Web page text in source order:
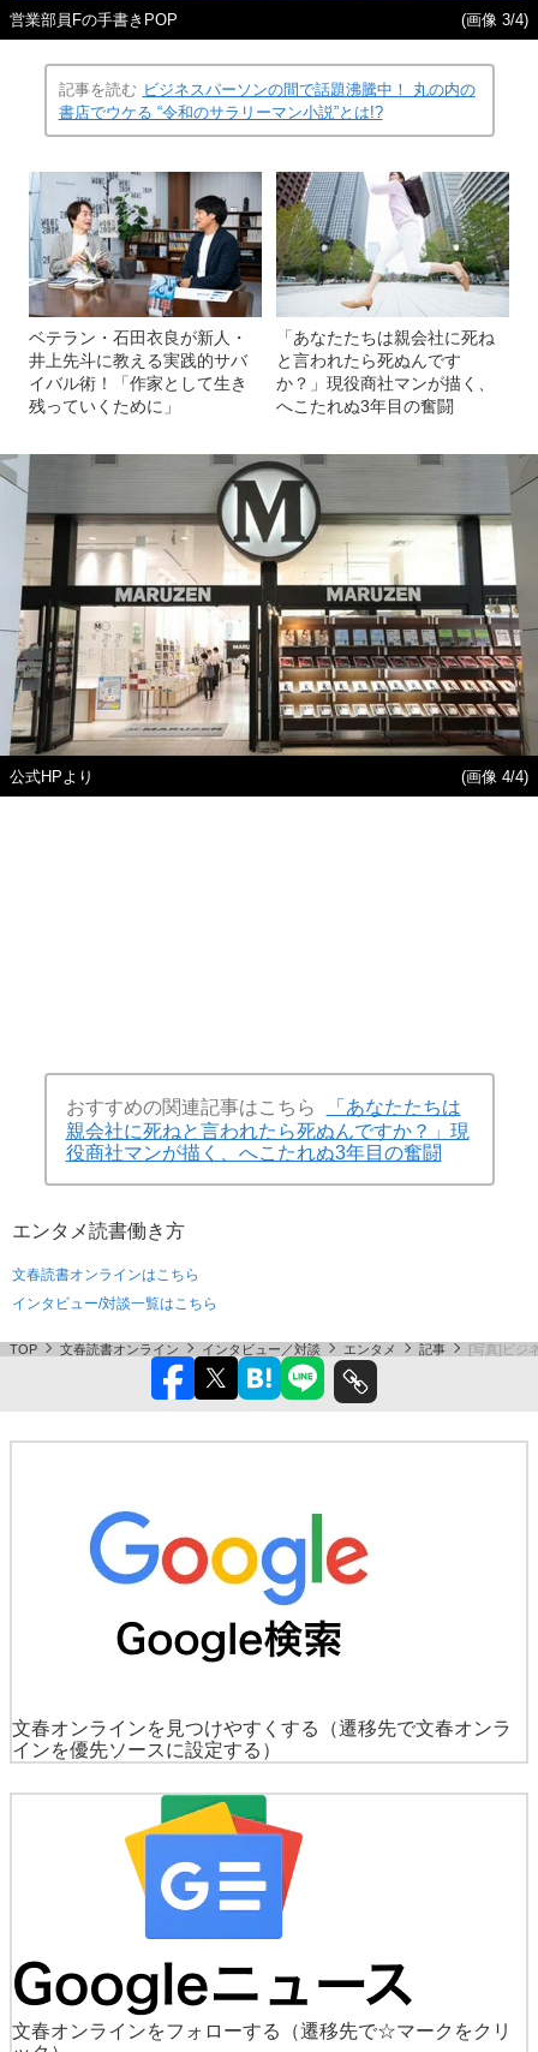
営業部員Fの手書きPOP (画像 3/4)
記事を読む ビジネスパーソンの間で話題沸騰中！ 丸の内の
書店でウケる “令和のサラリーマン小説”とは!?
ベテラン・石田衣良が新人・
井上先斗に教える実践的サバ
イバル術！「作家として生き
残っていくために」
「あなたたちは親会社に死ね
と言われたら死ぬんです
か？」現役商社マンが描く、
へこたれぬ3年目の奮闘
公式HPより (画像 4/4)
おすすめの関連記事はこちら
「あなたたちは
親会社に死ねと言われたら死ぬんですか？」現
役商社マンが描く、へこたれぬ3年目の奮闘
エンタメ読書働き方
文春読書オンラインはこちら
インタビュー/対談一覧はこちら
TOP 文春読書オンライン インタビュー／対談 エンタメ 記事 [写真]ビジ
文春オンラインを見つけやすくする
（遷移先で文春オンラ
インを優先ソースに設定する）
文春オンラインをフォローする
（遷移先で☆マークをクリ